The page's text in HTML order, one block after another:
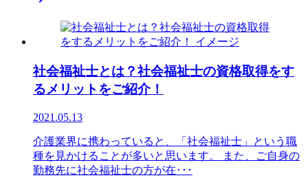
社会福祉士とは？社会福祉士の資格取得をす
るメリットをご紹介！
2021.05.13
介護業界に携わっていると、「社会福祉士」という職
種を見かけることが多いと思います。 また、ご自身の
勤務先に社会福祉士の方が在･･･